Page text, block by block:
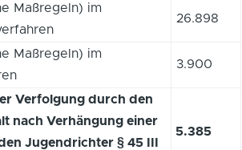
Maßregeln) im
26.898
Maßregeln) im
3.900
Verfolgung durch den
nach Verhängung einer
Jugendrichter § 45 III
5.385